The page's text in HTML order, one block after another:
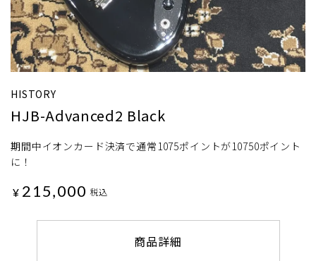
HISTORY
HJB-Advanced2 Black
期間中イオンカード決済で通常1075ポイントが10750ポイント
に！
¥ 215,000 税込
商品詳細